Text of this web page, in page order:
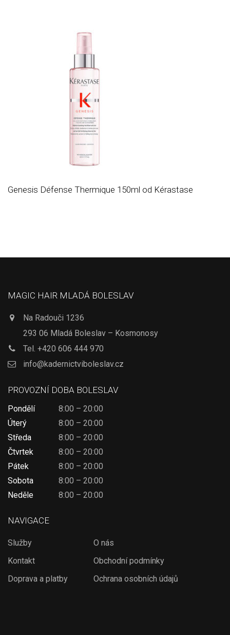
Genesis Défense Thermique 150ml od Kérastase
MAGIC HAIR MLADÁ BOLESLAV
Na Radouči 1236
293 06 Mladá Boleslav – Kosmonosy
Tel. +420 606 444 970
info@kadernictviboleslav.cz
PROVOZNÍ DOBA BOLESLAV
Pondělí
8:00 – 20:00
Úterý
8:00 – 20:00
Středa
8:00 – 20:00
Čtvrtek
8:00 – 20:00
Pátek
8:00 – 20:00
Sobota
8:00 – 20:00
Neděle
8:00 – 20:00
NAVIGACE
Služby
O nás
Kontakt
Obchodní podmínky
Doprava a platby
Ochrana osobních údajů